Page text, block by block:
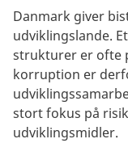
Danmark giver
udviklingslande.
strukturer er ofte
korruption er
stort fokus på
udviklingsmidler.